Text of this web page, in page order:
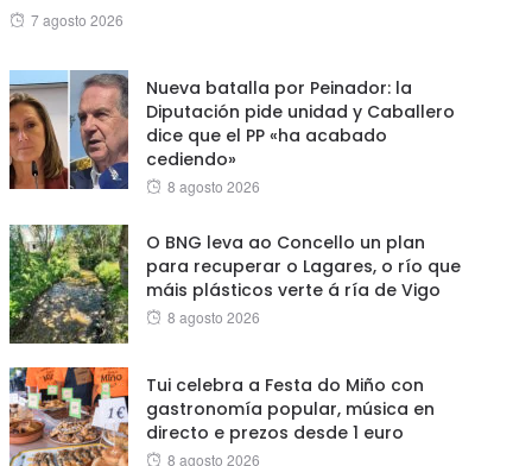
Posted
7 agosto 2026
Nueva batalla por Peinador: la
Diputación pide unidad y Caballero
dice que el PP «ha acabado
cediendo»
Posted
8 agosto 2026
O BNG leva ao Concello un plan
para recuperar o Lagares, o río que
máis plásticos verte á ría de Vigo
Posted
8 agosto 2026
Tui celebra a Festa do Miño con
gastronomía popular, música en
directo e prezos desde 1 euro
Posted
8 agosto 2026